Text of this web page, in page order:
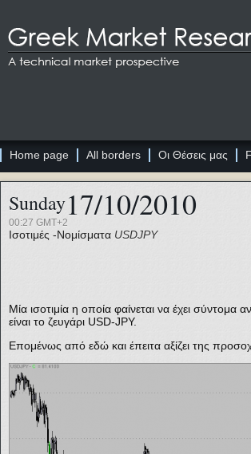
Home page All borders Οι Θέσεις μας
Sunday17/10/2010
00:27 GMT+2
Ισοτιμές -Νομίσματα USDJPY
Μία ισοτιμία η οποία φαίνεται να έχει
είναι το ζευγάρι USD-JPY.
Επομένως από εδώ και έπειτα αξίζει της